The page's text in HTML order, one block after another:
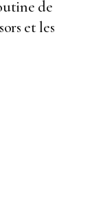
de
et les